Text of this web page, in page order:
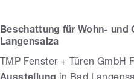
Beschattung für Wohn- und
Langensalza
TMP Fenster + Türen